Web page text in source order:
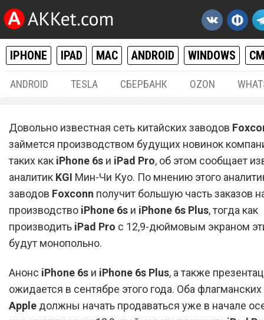
IPHONE IPAD MAC ANDROID WINDOWS
ANDROID TESLA СБЕРБАНК OZON
Foxconn займется
производством iPhone 6s,
iPhone 6s Plus и iPad Pro
Довольно известная сеть китайских заводов
займется производством будущих новинок
таких как iPhone 6s и iPad Pro, об этом сообщает
аналитик KGI Мин-Чи Куо. По мнению этого
заводов Foxconn получит большую часть заказов
производство iPhone 6s и iPhone 6s Plus, тогда как
производить iPad Pro с 12,9-дюймовым экраном
будут монопольно.
Анонс iPhone 6s и iPhone 6s Plus, а также
ожидается в сентябре этого года. Оба
Apple должны начать продаваться уже в начале